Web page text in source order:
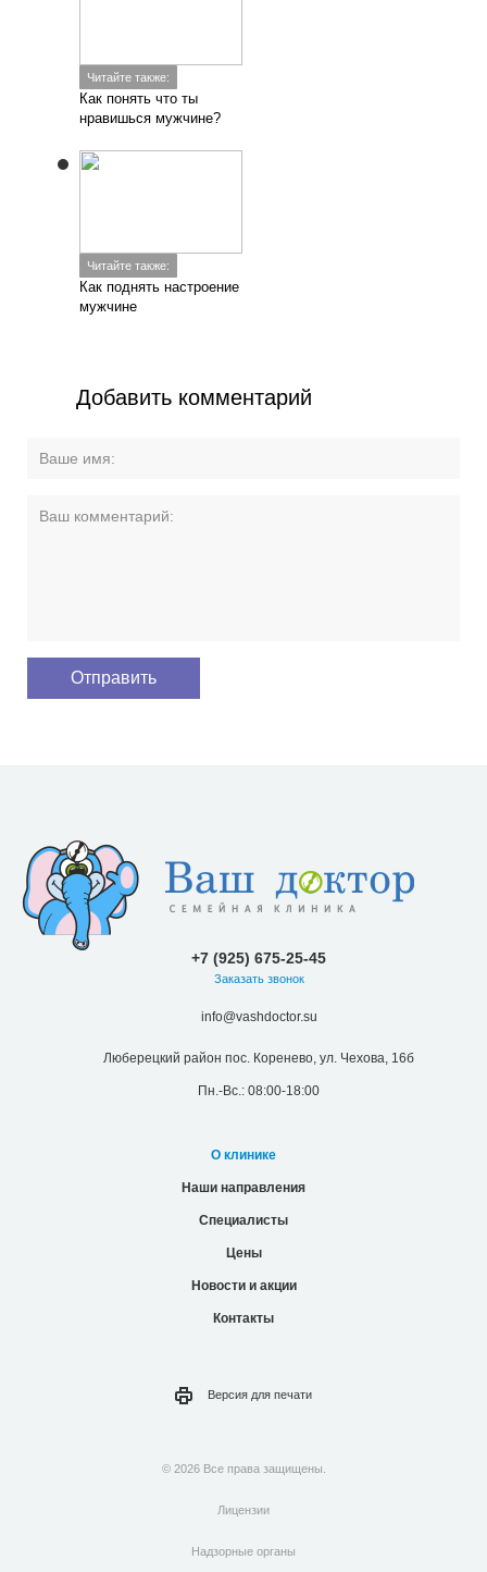
Читайте также:
Как понять что ты
нравишься мужчине?
Читайте также:
Как поднять настроение
мужчине
Добавить комментарий
+7 (925) 675-25-45
Заказать звонок
info@vashdoctor.su
Люберецкий район пос. Коренево, ул. Чехова, 16б
Пн.-Вс.: 08:00-18:00
О клинике
Наши направления
Специалисты
Цены
Новости и акции
Контакты
Версия для печати
© 2026 Все права защищены.
Лицензии
Надзорные органы